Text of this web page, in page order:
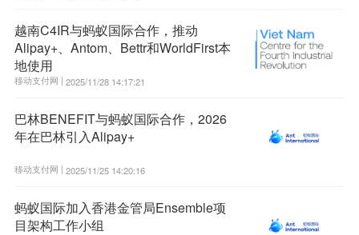
越南C4IR与蚂蚁国际合作，推动
Alipay+、Antom、Bettr和WorldFirst本
地使用
移动支付网 | 2025/11/28 14:17:21
巴林BENEFIT与蚂蚁国际合作，2026
年在巴林引入Alipay+
移动支付网 | 2025/11/25 14:20:16
蚂蚁国际加入香港金管局Ensemble项
目架构工作小组